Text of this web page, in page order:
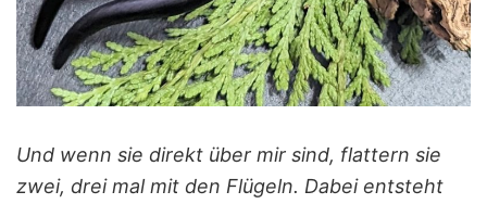
Und wenn sie direkt über mir sind, flattern sie
zwei, drei mal mit den Flügeln. Dabei entsteht